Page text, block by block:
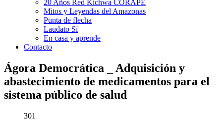
20 Años Red Kichwa CORAPE
Mitos y Leyendas del Amazonas
Punta de flecha
Laudato Sí
En casa y aprende
Contacto
Ágora Democrática _ Adquisición y
abastecimiento de medicamentos para el
sistema público de salud
301